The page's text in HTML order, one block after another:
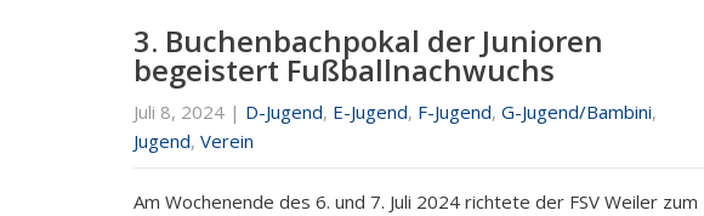
3. Buchenbachpokal der Junioren
begeistert Fußballnachwuchs
Juli 8, 2024| D-Jugend, E-Jugend, F-Jugend, G-Jugend/Bambini,
Jugend, Verein
Am Wochenende des 6. und 7. Juli 2024 richtete der FSV Weiler zum